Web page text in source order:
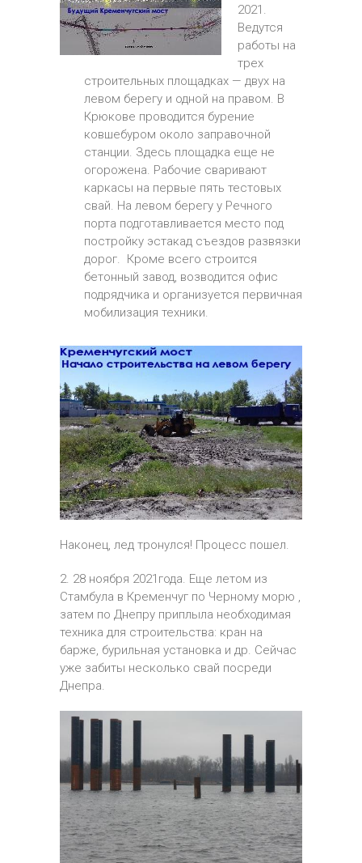
2021.
Ведутся
работы на
трех
строительных площадках — двух на
левом берегу и одной на правом. В
Крюкове проводится бурение
ковшебуром около заправочной
станции. Здесь площадка еще не
огорожена. Рабочие сваривают
каркасы на первые пять тестовых
свай. На левом берегу у Речного
порта подготавливается место под
постройку эстакад съездов развязки
дорог. Кроме всего строится
бетонный завод, возводится офис
подрядчика и организуется первичная
мобилизация техники.
Наконец, лед тронулся! Процесс пошел.
2. 28 ноября 2021года. Еще летом из
Стамбула в Кременчуг по Черному морю ,
затем по Днепру приплыла необходимая
техника для строительства: кран на
барже, бурильная установка и др. Сейчас
уже забиты несколько свай посреди
Днепра.